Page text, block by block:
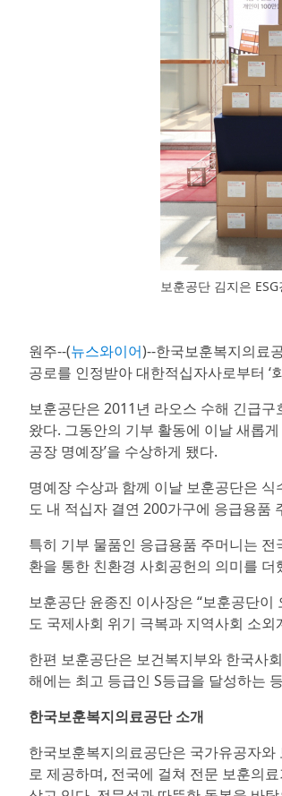
보훈공단 김지은
원주--(뉴스와이어)--한국보훈복지의료
공로를 인정받아 대한적십자사로부터 ‘
보훈공단은 2011년 라오스 수해 긴급
왔다. 그동안의 기부 활동에 이날 새롭
공장 명예장’을 수상하게 됐다.
명예장 수상과 함께 이날 보훈공단은
도 내 적십자 결연 200가구에 응급용품
특히 기부 물품인 응급용품 주머니는
환을 통한 친환경 사회공헌의 의미를 더
보훈공단 윤종진 이사장은 “보훈공단
도 국제사회 위기 극복과 지역사회 소
한편 보훈공단은 보건복지부와 한국사
해에는 최고 등급인 S등급을 달성하는
한국보훈복지의료공단 소개
한국보훈복지의료공단은 국가유공자와
로 제공하며, 전국에 걸쳐 전문 보훈의